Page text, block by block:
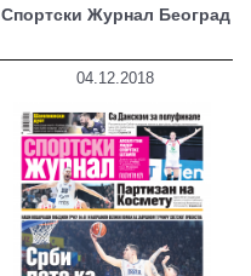
Спортски Журнал Београд
04.12.2018